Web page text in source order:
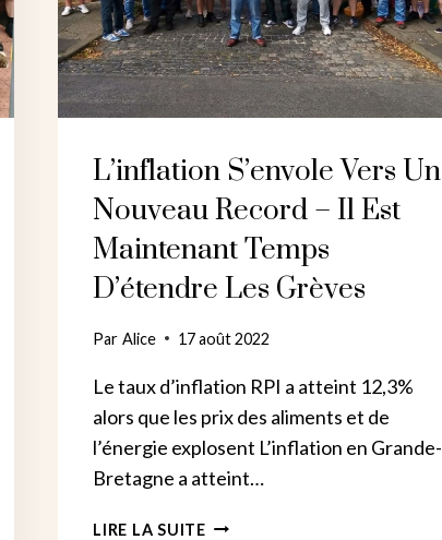
L’inflation S’envole Vers Un
Nouveau Record – Il Est
Maintenant Temps
D’étendre Les Grèves
Par Alice 17 août 2022
Le taux d’inflation RPI a atteint 12,3%
alors que les prix des aliments et de
l’énergie explosent L’inflation en Grande-
Bretagne a atteint…
LIRE LA SUITEL’INFLATION